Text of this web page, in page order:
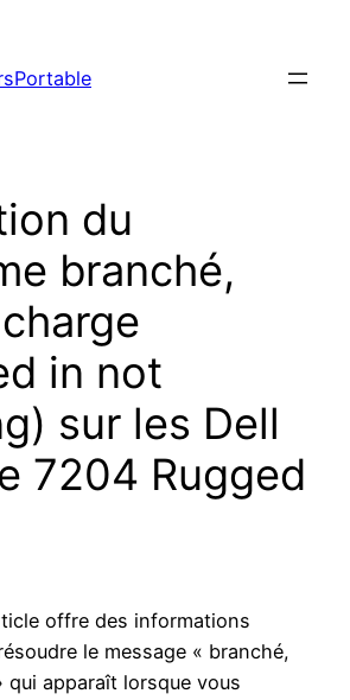
du
branché,
in not
sur les Dell
7204 Rugged
offre des informations
le message « branché,
qui apparaît lorsque vous